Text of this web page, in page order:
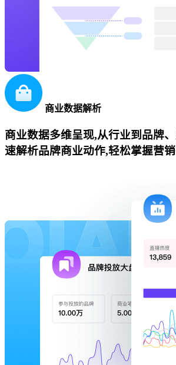
商业数据解析
商业数据多维呈现,从行业到品牌
速解析品牌商业动作,轻松掌握营销